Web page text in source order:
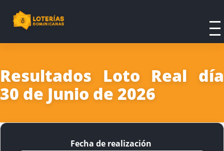
Resultados Loto Real día
30 de Junio de 2026
Fecha de realización